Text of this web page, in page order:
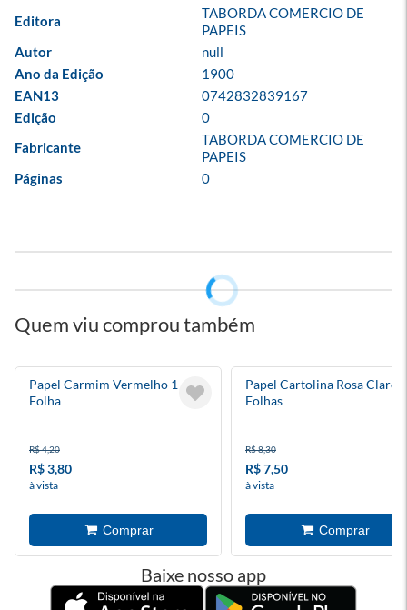
Editora
TABORDA COMERCIO DE
PAPEIS
Autor
null
Ano da Edição
1900
EAN13
0742832839167
Edição
0
Fabricante
TABORDA COMERCIO DE
PAPEIS
Páginas
0
Quem viu comprou também
Papel Carmim Vermelho 1
Folha
R$ 4,20
R$ 3,80
à vista
Papel Cartolina Rosa Claro 2
Folhas
R$ 8,30
R$ 7,50
à vista
Baixe nosso app